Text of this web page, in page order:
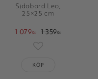
Sidobord Leo,
25×25 cm
1 079KR 1 359KR
Lägg till i favoriter
KÖP